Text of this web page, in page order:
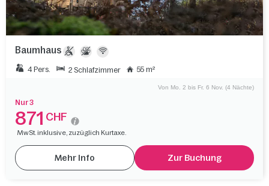
Baumhaus
4 Pers. 2 Schlafzimmer 55 m²
Nur 3
Von Mo. 2 bis Fr. 6 Nov. (4 Nächte)
871 CHF
MwSt. inklusive, zuzüglich Kurtaxe.
Mehr Info Zur Buchung